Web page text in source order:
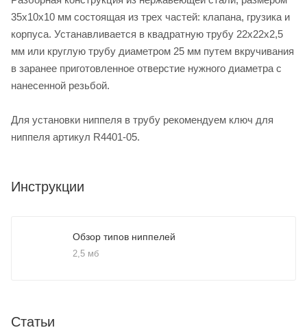
35x10x10 мм состоящая из трех частей: клапана, грузика и
корпуса. Устанавливается в квадратную трубу 22х22х2,5
мм или круглую трубу диаметром 25 мм путем вкручивания
в заранее приготовленное отверстие нужного диаметра с
нанесенной резьбой.
Для установки ниппеля в трубу рекомендуем ключ для
ниппеля артикул R4401-05.
Инструкции
Обзор типов ниппелей
2,5 мб
Статьи